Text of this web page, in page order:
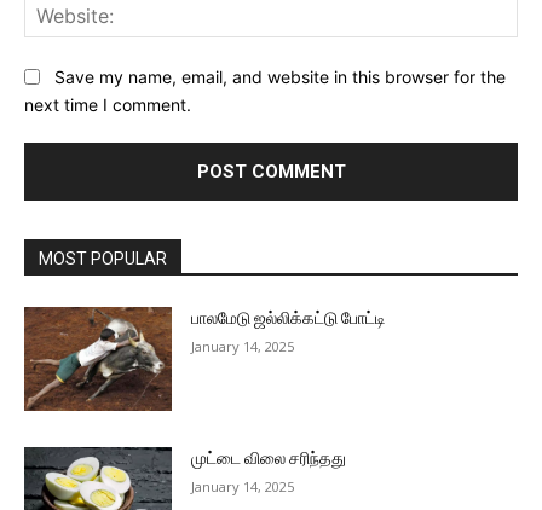
Save my name, email, and website in this browser for the
next time I comment.
MOST POPULAR
பாலமேடு ஜல்லிக்கட்டு போட்டி
January 14, 2025
முட்டை விலை சரிந்தது
January 14, 2025